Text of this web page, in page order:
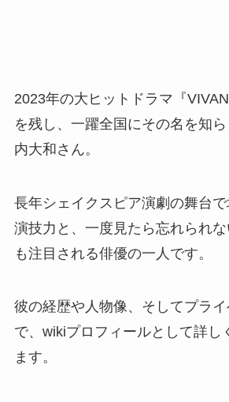
2023年の大ヒットドラマ『
を残し、一躍全国にその名を知
内大和さん。
長年シェイクスピア演劇の舞台
演技力と、一度見たら忘れられ
も注目される俳優の一人です。
彼の経歴や人物像、そしてプラ
で、wikiプロフィールとして詳し
ます。